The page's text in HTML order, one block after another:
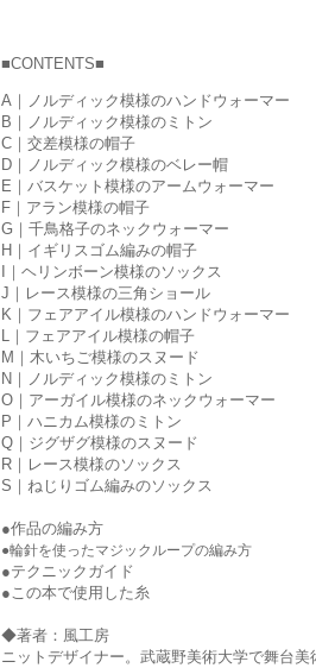
■CONTENTS■
A｜ノルディック模様のハンドウォーマー
B｜ノルディック模様のミトン
C｜交差模様の帽子
D｜ノルディック模様のベレー帽
E｜バスケット模様のアームウォーマー
F｜アラン模様の帽子
G｜千鳥格子のネックウォーマー
H｜イギリスゴム編みの帽子
I｜ヘリンボーン模様のソックス
J｜レース模様の三角ショール
K｜フェアアイル模様のハンドウォーマー
L｜フェアアイル模様の帽子
M｜木いちご模様のスヌード
N｜ノルディック模様のミトン
O｜アーガイル模様のネックウォーマー
P｜ハニカム模様のミトン
Q｜ジグザグ模様のスヌード
R｜レース模様のソックス
S｜ねじりゴム編みのソックス
●作品の編み方
●輪針を使ったマジックループの編み方
●テクニックガイド
●この本で使用した糸
◆著者：風工房
ニットデザイナー。武蔵野美術大学で舞台